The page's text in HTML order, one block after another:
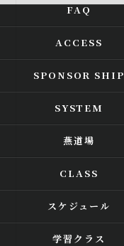
FAQ
ACCESS
SPONSOR SHIP
SYSTEM
燕道場
CLASS
スケジュール
学習クラス